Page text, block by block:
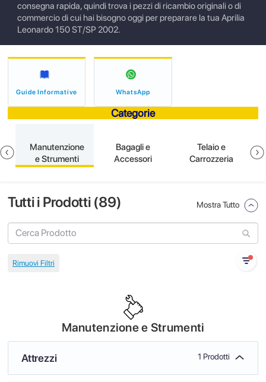
consegna rapida, quindi trova i pezzi di ricambio originali o di
commercio di cui hai bisogno oggi per preparare la tua Aprilia
Leonardo 150 ST/SP 2002.
Guide Informative WhatsApp
Categorie
Manutenzione
e Strumenti
Bagagli e
Accessori
Telaio e
Carrozzeria
Tutti i Prodotti (89) Mostra Tutto
Manutenzione e Strumenti
Attrezzi 1 Prodotti